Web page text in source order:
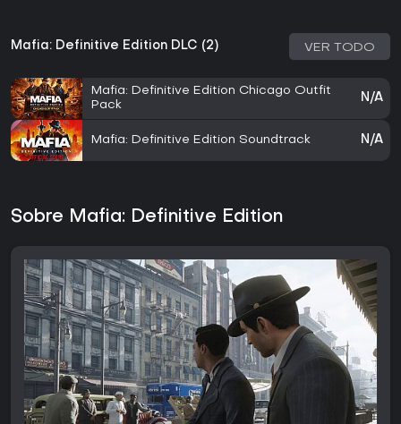
Mafia: Definitive Edition DLC (2) VER TODO
Mafia: Definitive Edition Chicago Outfit
Pack
N/A
Mafia: Definitive Edition Soundtrack N/A
Sobre Mafia: Definitive Edition